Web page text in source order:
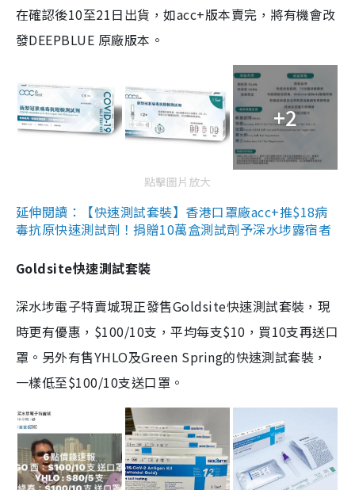
在確認後10至21日出貨，如acc+版本賣完，將有機會改
發DEEPBLUE 原廠版本。
+2
點擊圖片放大
延伸閱讀：【快速測試套裝】香港口罩廠acc+推$18病
毒抗原快速測試劑！捐贈10萬盒測試劑予深水埗露宿者
Goldsite快速測試套裝
深水埗電子特賣城現正發售Goldsite快速測試套裝，現
時更有優惠，$100/10支，平均每支$10，買10支再送口
罩。另外有售YHLO及Green Spring的快速測試套裝，
一樣低至$100/10支送口罩。